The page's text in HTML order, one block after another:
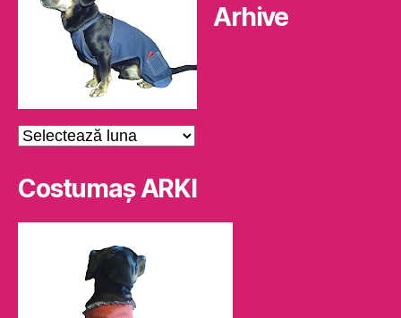
Arhive
Arhive
Costumaş ARKI